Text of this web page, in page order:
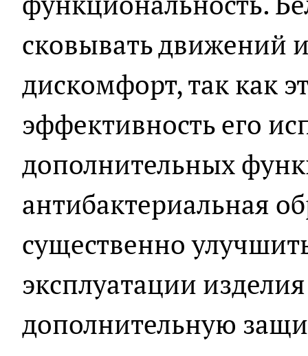
сковывать движений
дискомфорт, так как
эффективность его
дополнительных
антибактериальная
существенно
эксплуатации
дополнительную